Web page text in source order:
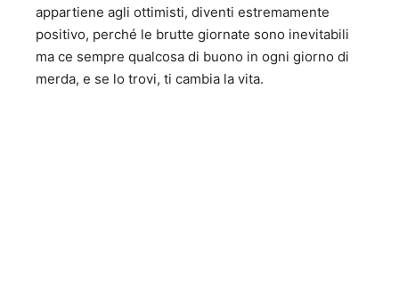
appartiene agli ottimisti, diventi estremamente
positivo, perché le brutte giornate sono inevitabili
ma ce sempre qualcosa di buono in ogni giorno di
merda, e se lo trovi, ti cambia la vita.